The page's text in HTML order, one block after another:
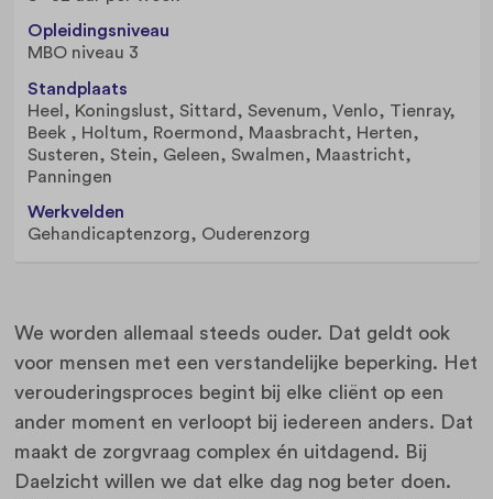
Opleidingsniveau
MBO niveau 3
Standplaats
Heel
Koningslust Sittard Sevenum Venlo
Tienray
Beek
Holtum Roermond Maasbracht
Herten
Susteren
Stein Geleen Swalmen
Maastricht
Panningen
Werkvelden
Gehandicaptenzorg, Ouderenzorg
We worden allemaal steeds ouder. Dat geldt ook
voor mensen met een verstandelijke beperking. Het
verouderingsproces begint bij elke cliënt op een
ander moment en verloopt bij iedereen anders. Dat
maakt de zorgvraag complex én uitdagend. Bij
Daelzicht willen we dat elke dag nog beter doen.